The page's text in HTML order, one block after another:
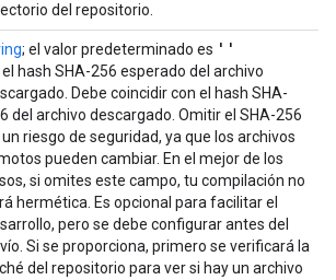
del repositorio.
; el valor predeterminado es ''
el hash SHA-256 esperado del archivo
Debe coincidir con el hash SHA-
del archivo descargado. Omitir el SHA-256
riesgo de seguridad, ya que los archivos
pueden cambiar. En el mejor de los
si omites este campo, tu compilación no
hermética. Es opcional para facilitar el
pero se debe configurar antes del
Si se proporciona, primero se verificará la
del repositorio para ver si hay un archivo